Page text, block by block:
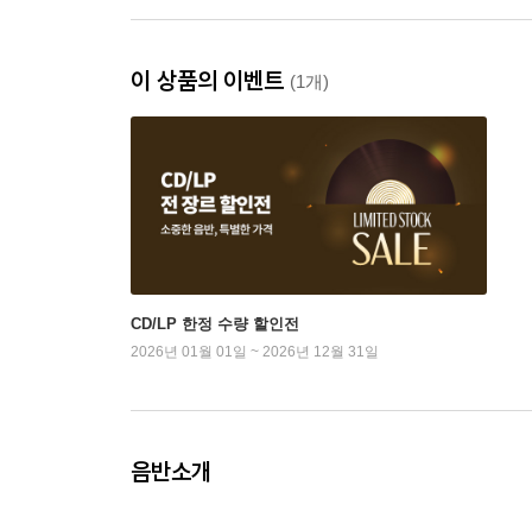
이 상품의 이벤트 (1개)
CD/LP 한정 수량 할인전
2026년 01월 01일 ~ 2026년 12월 31일
음반소개